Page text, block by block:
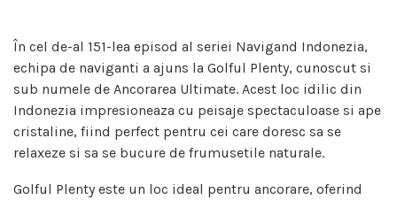
În cel de-al 151-lea episod al seriei Navigand Indonezia,
echipa de naviganti a ajuns la Golful Plenty, cunoscut si
sub numele de Ancorarea Ultimate. Acest loc idilic din
Indonezia impresioneaza cu peisaje spectaculoase si ape
cristaline, fiind perfect pentru cei care doresc sa se
relaxeze si sa se bucure de frumusetile naturale.
Golful Plenty este un loc ideal pentru ancorare, oferind